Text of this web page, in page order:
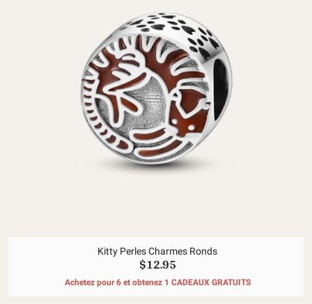
Kitty Perles Charmes Ronds
$12.95
Achetez pour 6 et obtenez 1 CADEAUX GRATUITS